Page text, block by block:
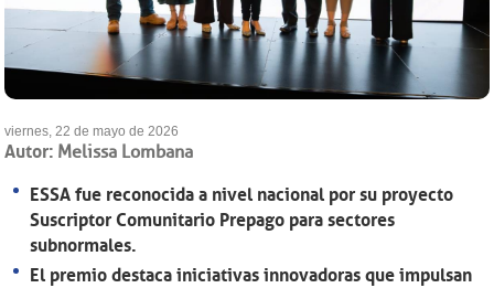
viernes, 22 de mayo de 2026
Autor: Melissa Lombana
ESSA fue reconocida a nivel nacional por su proyecto
Suscriptor Comunitario Prepago para sectores
subnormales.
El premio destaca iniciativas innovadoras que impulsan